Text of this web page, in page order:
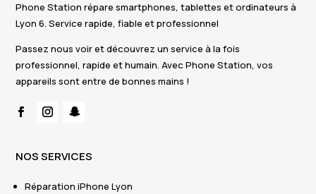
Phone Station répare smartphones, tablettes et ordinateurs à
Lyon 6. Service rapide, fiable et professionnel
Passez nous voir et découvrez un service à la fois
professionnel, rapide et humain. Avec Phone Station, vos
appareils sont entre de bonnes mains !
NOS SERVICES
Réparation iPhone Lyon